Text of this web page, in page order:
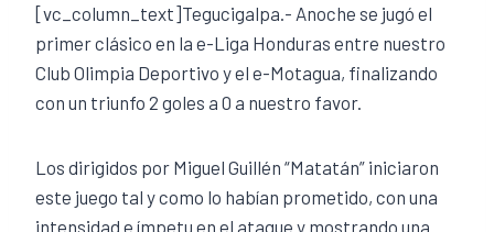
[vc_column_text]Tegucigalpa.- Anoche se jugó el
primer clásico en la e-Liga Honduras entre nuestro
Club Olimpia Deportivo y el e-Motagua, finalizando
con un triunfo 2 goles a 0 a nuestro favor.
Los dirigidos por Miguel Guillén “Matatán” iniciaron
este juego tal y como lo habían prometido, con una
intensidad e ímpetu en el ataque y mostrando una